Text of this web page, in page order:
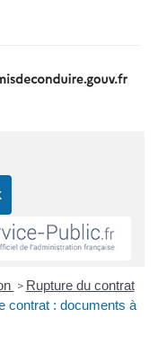
> Rupture du contrat
contrat : documents à